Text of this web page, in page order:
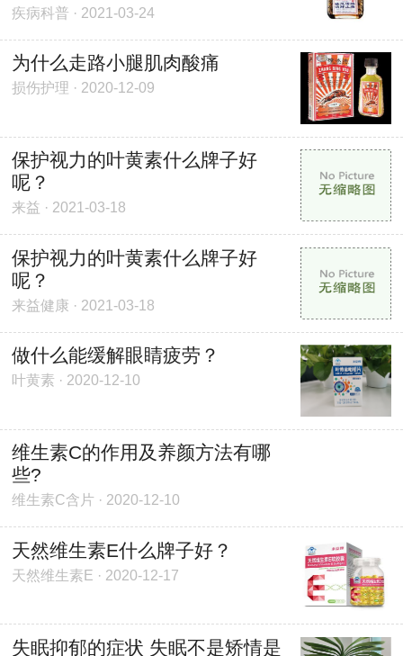
疾病科普 · 2021-03-24
为什么走路小腿肌肉酸痛
损伤护理 · 2020-12-09
保护视力的叶黄素什么牌子好
呢？
来益 · 2021-03-18
保护视力的叶黄素什么牌子好
呢？
来益健康 · 2021-03-18
做什么能缓解眼睛疲劳？
叶黄素 · 2020-12-10
维生素C的作用及养颜方法有哪
些?
维生素C含片 · 2020-12-10
天然维生素E什么牌子好？
天然维生素E · 2020-12-17
失眠抑郁的症状 失眠不是矫情是